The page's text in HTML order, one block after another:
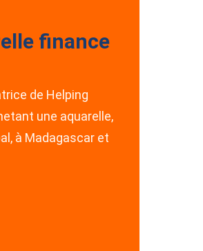
finance
de Helping
une aquarelle,
à Madagascar et